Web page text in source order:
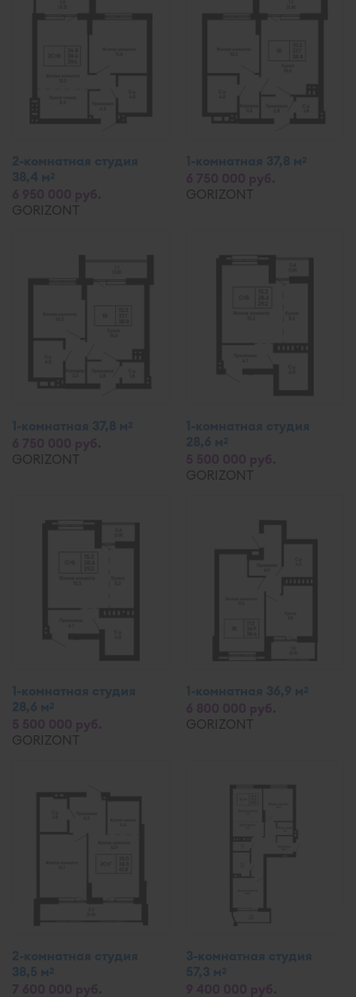
2-комнатная студия
38,4 м2
GORIZONT
1-комнатная 37,8 м2
GORIZONT
1-комнатная 37,8 м2
GORIZONT
1-комнатная студия
28,6 м2
GORIZONT
1-комнатная студия
28,6 м2
GORIZONT
1-комнатная 36,9 м2
GORIZONT
2-комнатная студия
38,5 м2
3-комнатная студия
57,3 м2